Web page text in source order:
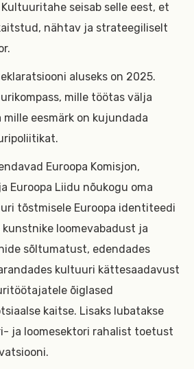
seisab selle eest, et
nähtav ja strateegiliselt
aluseks on 2025.
mille töötas välja
mille eesmärk on kujundada
Euroopa Komisjon,
Euroopa Liidu nõukogu oma
tõstmisele Euroopa identiteedi
kunstnike loomevabadust ja
sõltumatust, edendades
kultuuri kättesaadavust
õiglased
kaitse. Lisaks lubatakse
ja loomesektori rahalist toetust